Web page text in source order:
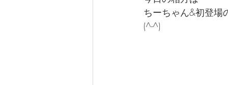
なぎさ達ちゃんカフェ
ちーちゃん&初登場
(^-^)